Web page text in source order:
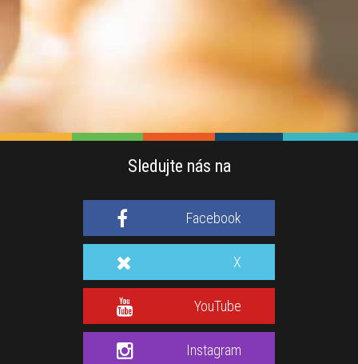
Sledujte nás na
Facebook
X
YouTube
Instagram